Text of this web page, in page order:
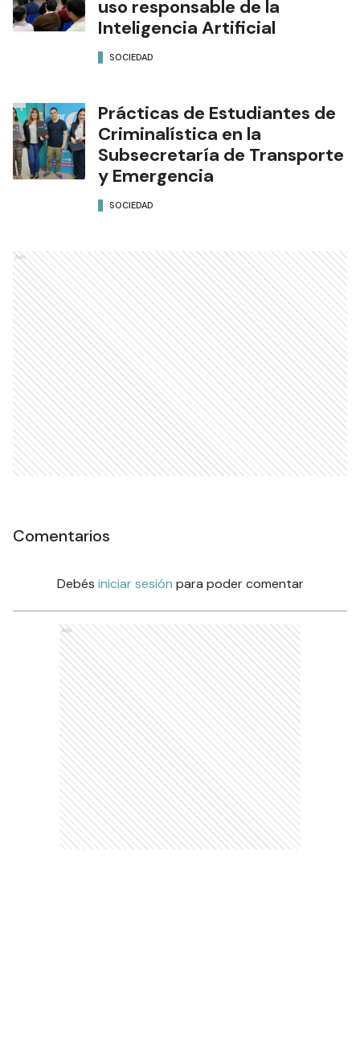
uso responsable de la
Inteligencia Artificial
SOCIEDAD
Prácticas de Estudiantes de
Criminalística en la
Subsecretaría de Transporte
y Emergencia
SOCIEDAD
Ads
Comentarios
Debés iniciar sesión para poder comentar
Ads